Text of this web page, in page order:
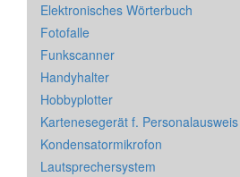
Elektronisches Wörterbuch
Fotofalle
Funkscanner
Handyhalter
Hobbyplotter
Kartenesegerät f. Personalausweis
Kondensatormikrofon
Lautsprechersystem